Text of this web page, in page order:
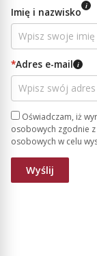
Imię i nazwisko i
*Adres e-mail i
Oświadczam, iż
osobowych zgodnie
osobowych w celu